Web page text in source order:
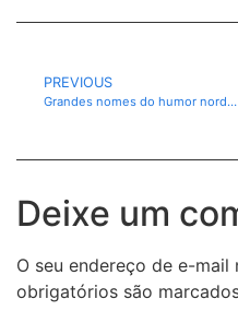
PREVIOUS
Grandes nomes do humor nordestino marcam a 5ª edição do Canaã Cidade Junina
Deixe um
O seu endereço de e-mail
obrigatórios são